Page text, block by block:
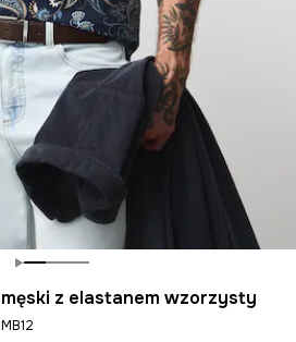
z elastanem wzorzysty